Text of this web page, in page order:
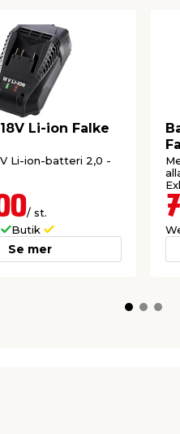
Li-ion Falke
Li-ion-batteri 2,0 -
/ st.
Butik
Se mer